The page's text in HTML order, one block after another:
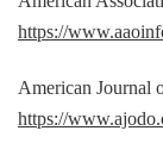
https://
American Journal
https://